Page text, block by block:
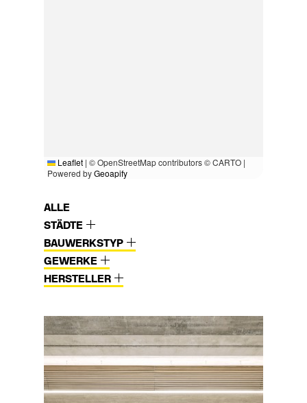
Leaflet | © OpenStreetMap contributors © CARTO |
Powered byGeoapify
ALLE
STÄDTE
BAUWERKSTYP
GEWERKE
HERSTELLER